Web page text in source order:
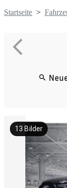
Startseite >
13 Bilder